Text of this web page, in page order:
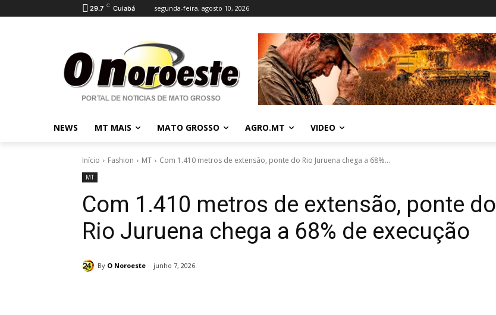
29.7 C Cuiabá segunda-feira, agosto 10, 2026
NEWS MT MAIS MATO GROSSO AGRO.MT VIDEO
Início Fashion MT Com 1.410 metros de extensão, ponte do Rio Juruena chega a 68%...
MT
Com 1.410 metros de extensão, ponte do
Rio Juruena chega a 68% de execução
By O Noroeste junho 7, 2026